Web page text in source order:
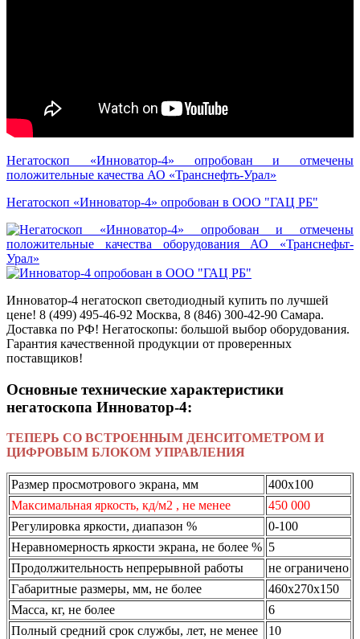
Негатоскоп «Инноватор-4» опробован и отмечены
положительные качества АО «Транснефть-Урал»
Негатоскоп «Инноватор-4» опробован в ООО "ГАЦ РБ"
Инноватор-4 негатоскоп светодиодный купить по лучшей
цене! 8 (499) 495-46-92 Москва, 8 (846) 300-42-90 Самара.
Доставка по РФ! Негатоскопы: большой выбор оборудования.
Гарантия качественной продукции от проверенных
поставщиков!
Основные технические характеристики
негатоскопа Инноватор-4:
ТЕПЕРЬ СО ВСТРОЕННЫМ ДЕНСИТОМЕТРОМ И
ЦИФРОВЫМ БЛОКОМ УПРАВЛЕНИЯ
Размер просмотрового экрана, мм
400х100
Максимальная яркость, кд/м2 , не менее
450 000
Регулировка яркости, диапазон %
0-100
Неравномерность яркости экрана, не более % 5
Продолжительность непрерывной работы
не ограничено
Габаритные размеры, мм, не более
460х270х150
Масса, кг, не более
6
Полный средний срок службы, лет, не менее
10